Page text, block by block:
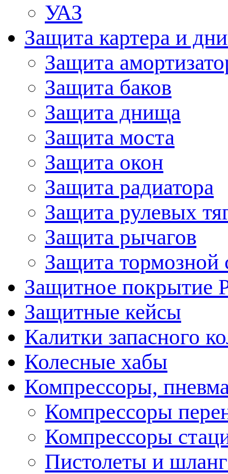
УАЗ
Защита картера и
Защита
Защита баков
Защита днища
Защита моста
Защита окон
Защита радиатора
Защита рулевых
Защита рычагов
Защита тормозной
Защитное покрытие
Защитные кейсы
Калитки запасного
Колесные хабы
Компрессоры,
Компрессоры
Компрессоры
Пистолеты и